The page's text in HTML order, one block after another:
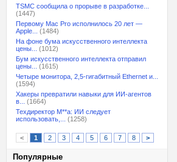
TSMC сообщила о прорыве в разработке...
(1447)
Первому Mac Pro исполнилось 20 лет —
Apple...
(1484)
На фоне бума искусственного интеллекта
цены...
(1012)
Бум искусственного интеллекта отправил
цены...
(1615)
Четыре монитора, 2,5-гигабитный Ethernet и...
(1594)
Хакеры превратили навыки для ИИ-агентов
в...
(1664)
Техдиректор M**a: ИИ следует
использовать,...
(1258)
< 1 2 3 4 5 6 7 8 >
Популярные